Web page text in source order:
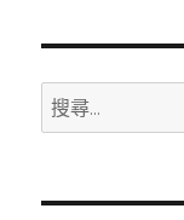
搜
尋
鍵